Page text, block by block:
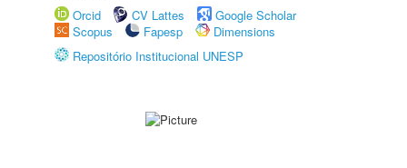
Orcid
CV Lattes
Google Scholar
Scopus
Fapesp
Dimensions
Repositório Institucional UNESP